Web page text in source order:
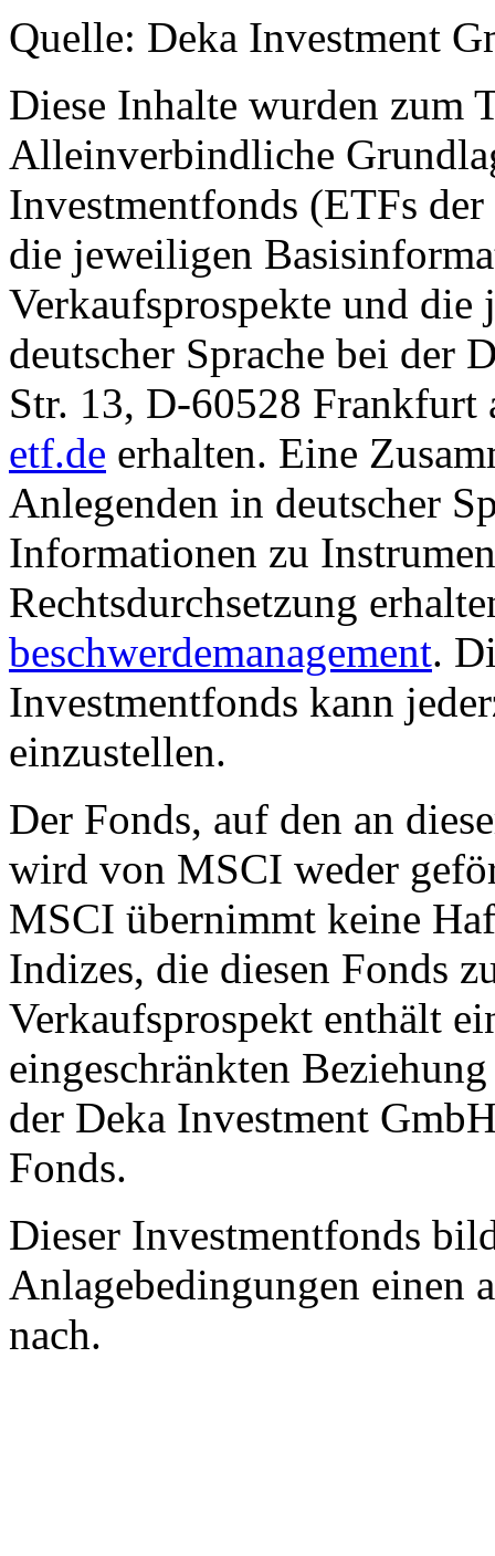
Quelle: Deka Investment
Diese Inhalte wurden zum
Alleinverbindliche
Investmentfonds (ETFs
die jeweiligen
Verkaufsprospekte und
deutscher Sprache bei der
Str. 13, D-60528
etf.de erhalten. Eine
Anlegenden in deutscher
Informationen zu
Rechtsdurchsetzung
beschwerdemanagement.
Investmentfonds kann
einzustellen.
Der Fonds, auf den an
wird von MSCI weder
MSCI übernimmt keine
Indizes, die diesen Fonds
Verkaufsprospekt enthält
eingeschränkten
der Deka Investment
Fonds.
Dieser Investmentfonds
Anlagebedingungen einen
nach.